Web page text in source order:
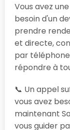
Vous avez
besoin d'un
prendre
et directe,
par
répondre à
📞 Un appel
vous avez
maintenant
vous guider